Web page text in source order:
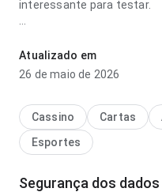
interessante para testar.
velocidade de
as ações importantes
Atualizado em
26 de maio de 2026
Cassino Cartas
Esportes
Segurança dos dados